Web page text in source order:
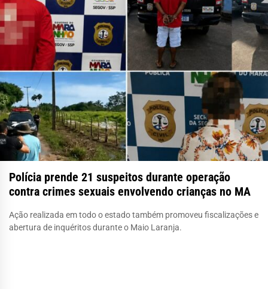
Polícia prende 21 suspeitos durante operação
contra crimes sexuais envolvendo crianças no MA
Ação realizada em todo o estado também promoveu fiscalizações e
abertura de inquéritos durante o Maio Laranja.